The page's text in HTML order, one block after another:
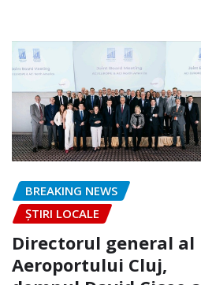
BREAKING NEWS
ȘTIRI LOCALE
Directorul general al
Aeroportului Cluj,